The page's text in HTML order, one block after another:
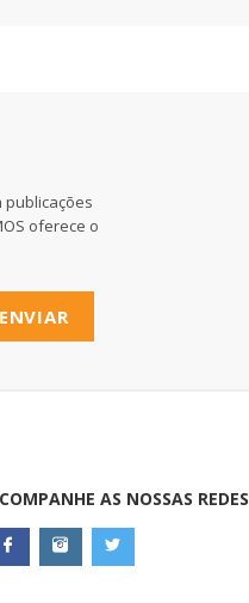
publicações
oferece o
ENVIAR
AS NOSSAS REDES